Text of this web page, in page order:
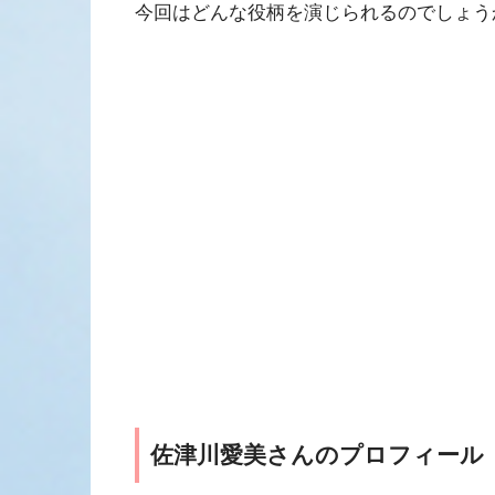
今回はどんな役柄を演じられるのでしょ
佐津川愛美さんのプロフィール